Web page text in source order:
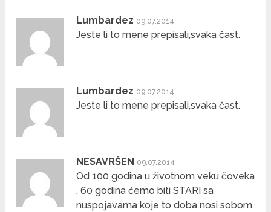
Lumbardez 09.07.2014
Jeste li to mene prepisali,svaka čast.
Lumbardez 09.07.2014
Jeste li to mene prepisali,svaka čast.
NESAVRŠEN 09.07.2014
Od 100 godina u životnom veku čoveka
, 60 godina ćemo biti STARI sa
nuspojavama koje to doba nosi sobom.